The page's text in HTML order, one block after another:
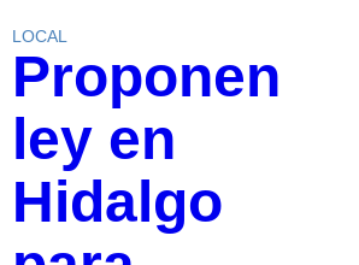
LOCAL
Proponen
ley en
Hidalgo